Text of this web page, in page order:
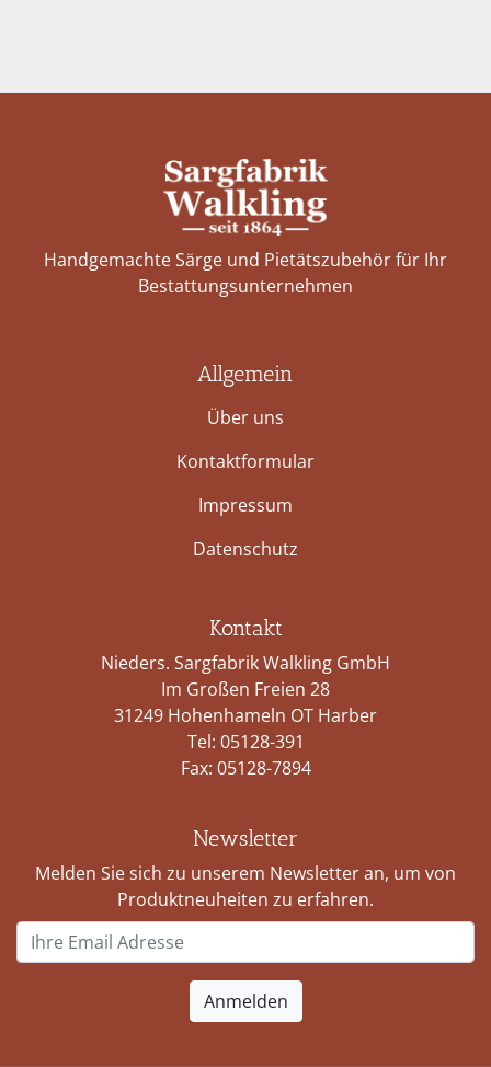
Handgemachte Särge und Pietätszubehör für Ihr
Bestattungs­unternehmen
Allgemein
Über uns
Kontaktformular
Impressum
Datenschutz
Kontakt
Nieders. Sargfabrik Walkling GmbH
Im Großen Freien 28
31249 Hohenhameln OT Harber
Tel: 05128-391
Fax: 05128-7894
Newsletter
Melden Sie sich zu unserem Newsletter an, um von
Produktneuheiten zu erfahren.